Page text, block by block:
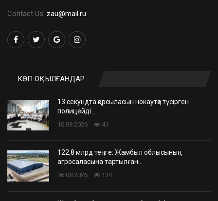
Contact Us: zau@mail.ru
КӨП ОҚЫЛҒАНДАР
13 секундта қарсыласын нокаутқа түсірген
полицейді…
10.08.2026 41
122,8 млрд теңге: Жамбыл облысының
агросаласына тартылған…
06.08.2026 134